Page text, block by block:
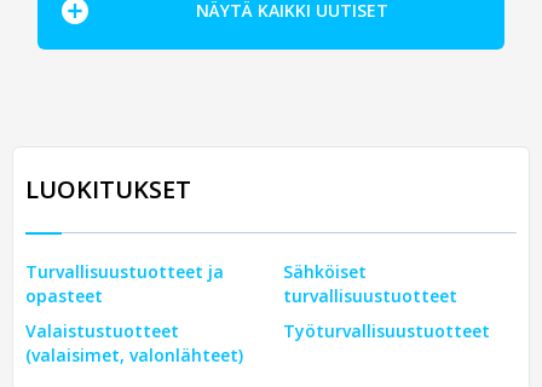
NÄYTÄ KAIKKI UUTISET
LUOKITUKSET
Turvallisuustuotteet ja
opasteet
Valaistustuotteet
(valaisimet, valonlähteet)
Sähköiset
turvallisuustuotteet
Työturvallisuustuotteet